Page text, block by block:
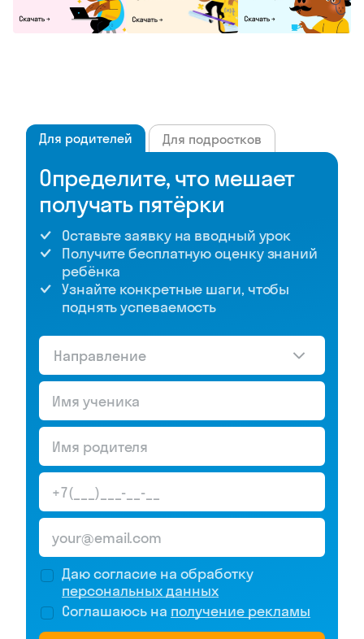
Для родителей Для подростков
Определите, что мешает
получать пятёрки
Оставьте заявку на вводный урок
Получите бесплатную оценку знаний
ребёнка
Узнайте конкретные шаги, чтобы
поднять успеваемость
Направление
Даю согласие на обработку
персональных данных
Соглашаюсь на получение рекламы